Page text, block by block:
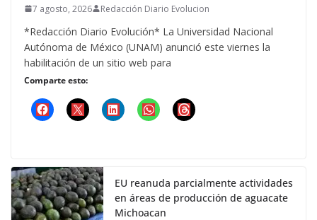
7 agosto, 2026 Redacción Diario Evolucion
*Redacción Diario Evolución* La Universidad Nacional
Autónoma de México (UNAM) anunció este viernes la
habilitación de un sitio web para
Comparte esto:
EU reanuda parcialmente actividades
en áreas de producción de aguacate
Michoacan